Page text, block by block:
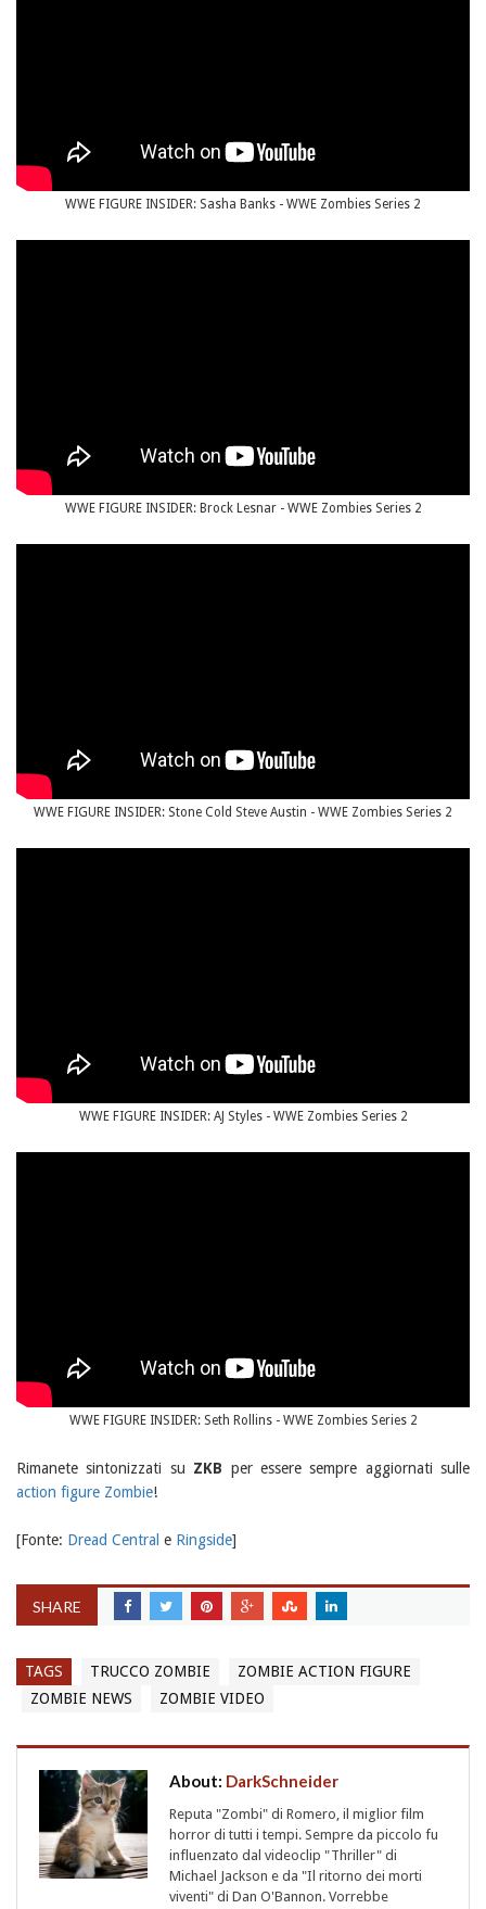
WWE FIGURE INSIDER: Sasha Banks - WWE Zombies Series 2
WWE FIGURE INSIDER: Brock Lesnar - WWE Zombies Series 2
WWE FIGURE INSIDER: Stone Cold Steve Austin - WWE Zombies Series 2
WWE FIGURE INSIDER: AJ Styles - WWE Zombies Series 2
WWE FIGURE INSIDER: Seth Rollins - WWE Zombies Series 2
Rimanete sintonizzati su ZKB per essere sempre aggiornati sulle
action figure Zombie!
[Fonte: Dread Central e Ringside]
SHARE
TAGS TRUCCO ZOMBIE
ZOMBIE ACTION FIGURE
ZOMBIE NEWS
ZOMBIE VIDEO
About: DarkSchneider
Reputa "Zombi" di Romero, il miglior film
horror di tutti i tempi. Sempre da piccolo fu
influenzato dal videoclip "Thriller" di
Michael Jackson e da "Il ritorno dei morti
viventi" di Dan O'Bannon. Vorrebbe